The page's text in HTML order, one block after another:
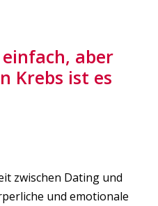
aber
Krebs ist es
zwischen Dating und
und emotionale